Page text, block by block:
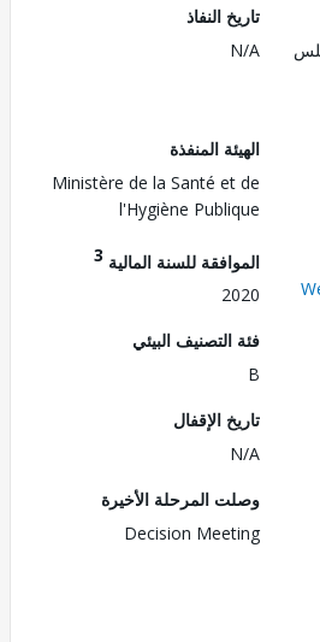
تاريخ النفاذ
N/A
الهيئة المنفذة
Ministère de la Santé et de
l'Hygiène Publique
الموافقة للسنة المالية3
2020
فئة التصنيف البيئي
تاريخ الإقفال
وصلت المرحلة الأخيرة
Decision Meeting